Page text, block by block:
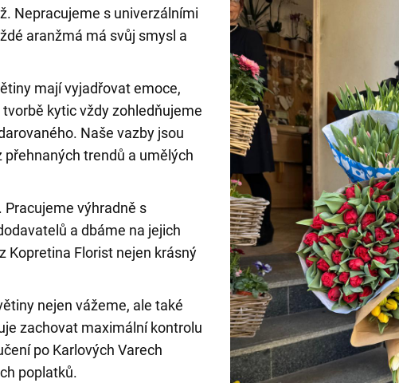
Nepracujeme s univerzálními
aranžmá má svůj smysl a
mají vyjadřovat emoce,
kytic vždy zohledňujeme
Naše vazby jsou
trendů a umělých
Pracujeme výhradně s
a dbáme na jejich
Kopretina Florist nejen krásný
nejen vážeme, ale také
zachovat maximální kontrolu
po Karlových Varech
poplatků.